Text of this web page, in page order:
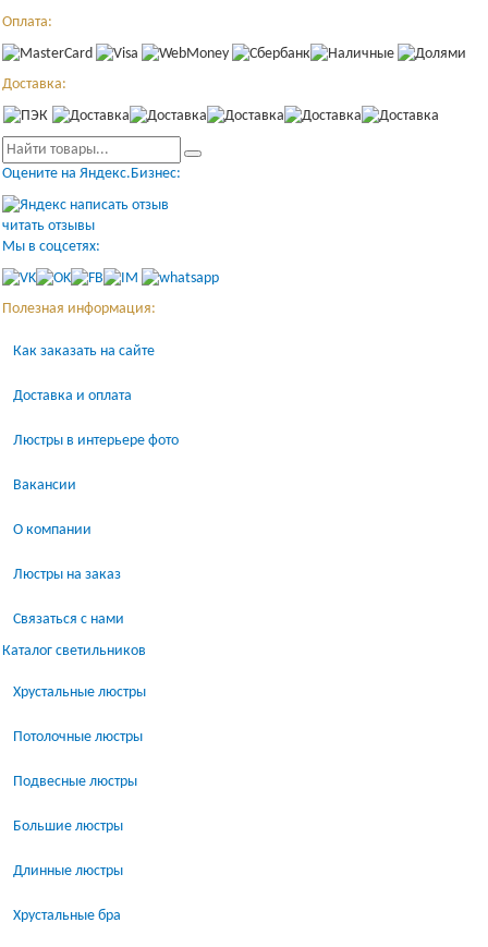
Оплата:
Доставка:
Оцените на Яндекс.Бизнес:
написать отзыв
читать отзывы
Мы в соцсетях:
Полезная информация:
Как заказать на сайте
Доставка и оплата
Люстры в интерьере фото
Вакансии
О компании
Люстры на заказ
Связаться с нами
Каталог светильников
Хрустальные люстры
Потолочные люстры
Подвесные люстры
Большие люстры
Длинные люстры
Хрустальные бра